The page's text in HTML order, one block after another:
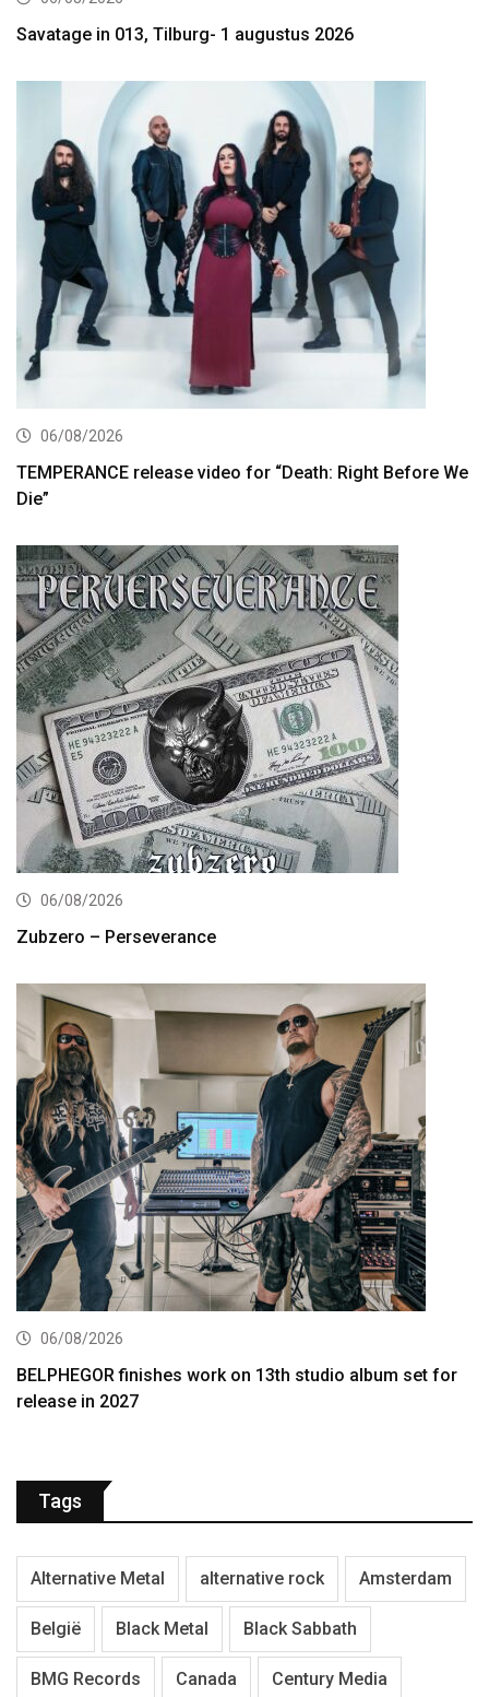
Savatage in 013, Tilburg- 1 augustus 2026
06/08/2026
TEMPERANCE release video for “Death: Right Before We
Die”
06/08/2026
Zubzero – Perseverance
06/08/2026
BELPHEGOR finishes work on 13th studio album set for
release in 2027
Tags
Alternative Metal alternative rock Amsterdam
België Black Metal Black Sabbath
BMG Records Canada Century Media